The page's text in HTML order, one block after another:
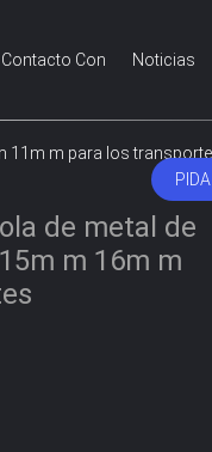
Con Noticias
11m m para los
de metal de
m 16m m